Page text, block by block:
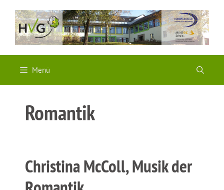
Inhalt
springen
Menü
Romantik
Christina McColl, Musik der